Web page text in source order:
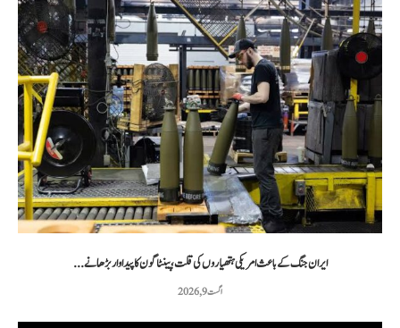
ایران جنگ کے باعث امریکی ہتھیاروں کی قلت، پینٹاگون کا پیداوار بڑھانے...
اگست 9, 2026